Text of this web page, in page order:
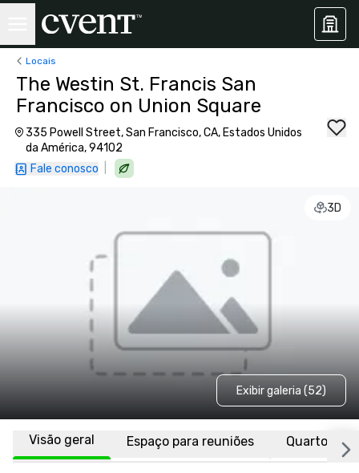
Locais
The Westin St. Francis San
Francisco on Union Square
335 Powell Street, San Francisco, CA, Estados Unidos
da América, 94102
Fale conosco
3D
Exibir galeria (52)
Visão geral Espaço para reuniões Quartos